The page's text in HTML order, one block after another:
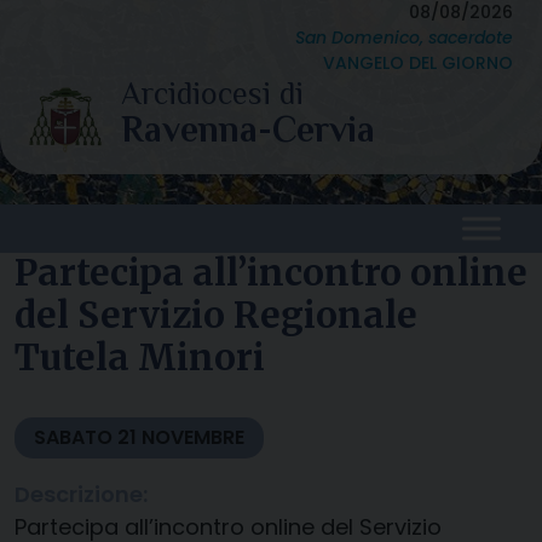
content
08/08/2026
San Domenico, sacerdote
VANGELO DEL GIORNO
Partecipa all’incontro online
del Servizio Regionale
Tutela Minori
SABATO 21 NOVEMBRE
Partecipa all’incontro online del Servizio